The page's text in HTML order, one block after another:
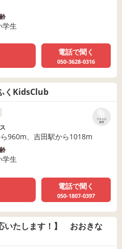
学生
電話で聞く
050-3628-0316
くKidsClub
リストに
保存
960m、吉田駅から1018m
学生
電話で聞く
050-1807-0397
いたします！】 おおきな